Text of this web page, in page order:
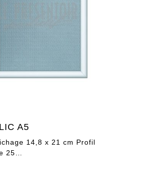
A5
14,8 x 21 cm Profil
25…